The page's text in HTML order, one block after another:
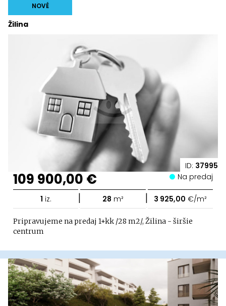
ID: 37995
Žilina
NOVÉ
109 900,00 € Na predaj
1 iz. | 28 m² | 3 925,00 €/m²
Pripravujeme na predaj 1+kk /28 m2/, Žilina - širšie
centrum